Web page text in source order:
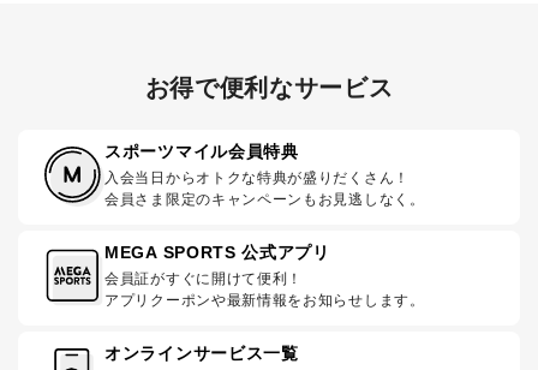
お得で便利なサービス
スポーツマイル会員特典
入会当日からオトクな特典が盛りだくさん！
会員さま限定のキャンペーンもお見逃しなく。
MEGA SPORTS 公式アプリ
会員証がすぐに開けて便利！
アプリクーポンや最新情報をお知らせします。
オンラインサービス一覧